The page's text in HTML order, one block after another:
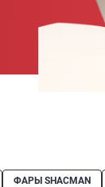
ФАРЫ SHACMAN